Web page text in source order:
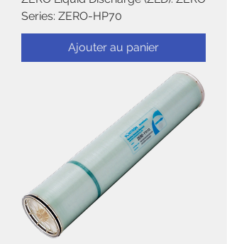
Series: ZERO-HP70
Ajouter au panier